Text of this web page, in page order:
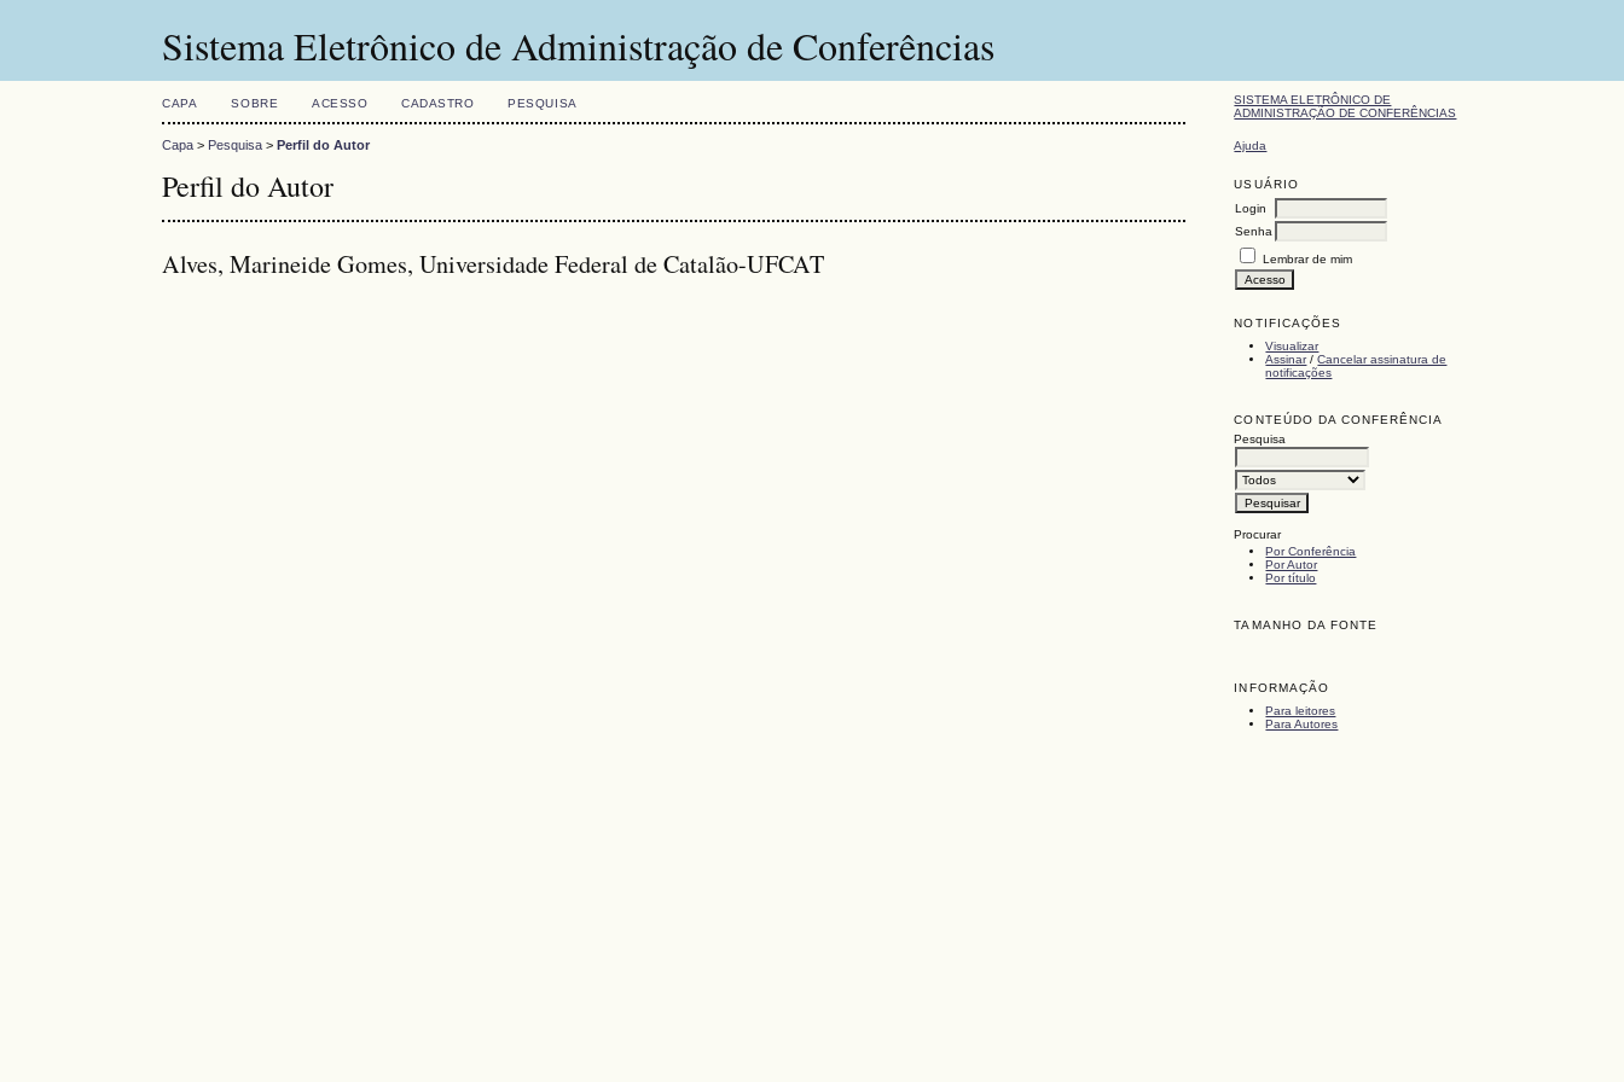
Sistema Eletrônico de Administração de Conferências
SISTEMA ELETRÔNICO DE
ADMINISTRAÇÃO DE CONFERÊNCIAS
Ajuda
USUÁRIO
Login
Senha
Lembrar de mim
NOTIFICAÇÕES
Visualizar
Assinar/Cancelar assinatura de
notificações
CONTEÚDO DA CONFERÊNCIA
Pesquisa
Procurar
Por Conferência
Por Autor
Por título
TAMANHO DA FONTE
INFORMAÇÃO
Para leitores
Para Autores
CAPA SOBRE ACESSO CADASTRO PESQUISA
Capa > Pesquisa >Perfil do Autor
Perfil do Autor
Alves, Marineide Gomes, Universidade Federal de Catalão-UFCAT